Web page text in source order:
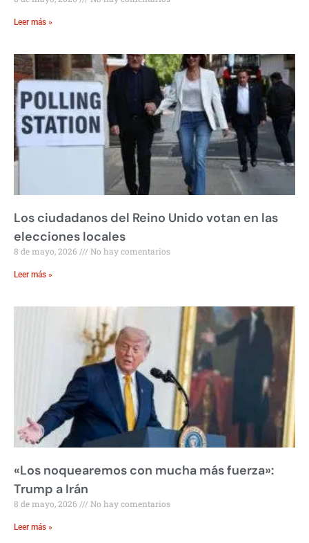
Leer más »
Los ciudadanos del Reino Unido votan en las
elecciones locales
8 de mayo, 2026 No hay comentarios
Leer más »
«Los noquearemos con mucha más fuerza»:
Trump a Irán
8 de mayo, 2026 No hay comentarios
Leer más »